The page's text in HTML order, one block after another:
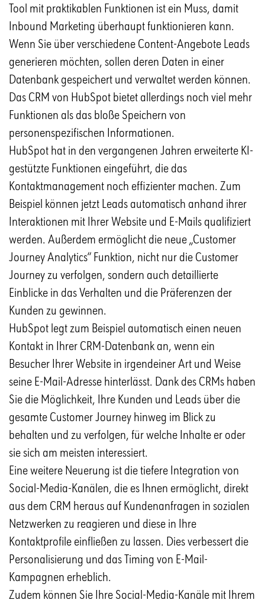
Tool mit praktikablen Funktionen ist ein Muss, damit
Inbound Marketing überhaupt funktionieren kann.
Wenn Sie über verschiedene Content-Angebote Leads
generieren möchten, sollen deren Daten in einer
Datenbank gespeichert und verwaltet werden können.
Das CRM von HubSpot bietet allerdings noch viel mehr
Funktionen als das bloße Speichern von
personenspezifischen Informationen.
HubSpot hat in den vergangenen Jahren erweiterte KI-
gestützte Funktionen eingeführt, die das
Kontaktmanagement noch effizienter machen. Zum
Beispiel können jetzt Leads automatisch anhand ihrer
Interaktionen mit Ihrer Website und E-Mails qualifiziert
werden. Außerdem ermöglicht die neue „Customer
Journey Analytics“ Funktion, nicht nur die Customer
Journey zu verfolgen, sondern auch detaillierte
Einblicke in das Verhalten und die Präferenzen der
Kunden zu gewinnen.
HubSpot legt zum Beispiel automatisch einen neuen
Kontakt in Ihrer CRM-Datenbank an, wenn ein
Besucher Ihrer Website in irgendeiner Art und Weise
seine E-Mail-Adresse hinterlässt. Dank des CRMs haben
Sie die Möglichkeit, Ihre Kunden und Leads über die
gesamte Customer Journey hinweg im Blick zu
behalten und zu verfolgen, für welche Inhalte er oder
sie sich am meisten interessiert.
Eine weitere Neuerung ist die tiefere Integration von
Social-Media-Kanälen, die es Ihnen ermöglicht, direkt
aus dem CRM heraus auf Kundenanfragen in sozialen
Netzwerken zu reagieren und diese in Ihre
Kontaktprofile einfließen zu lassen. Dies verbessert die
Personalisierung und das Timing von E-Mail-
Kampagnen erheblich.
Zudem können Sie Ihre Social-Media-Kanäle mit Ihrem